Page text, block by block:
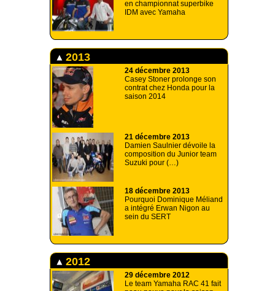
en championnat superbike
IDM avec Yamaha
2013
24 décembre 2013
Casey Stoner prolonge son
contrat chez Honda pour la
saison 2014
21 décembre 2013
Damien Saulnier dévoile la
composition du Junior team
Suzuki pour (…)
18 décembre 2013
Pourquoi Dominique Méliand
a intégré Erwan Nigon au
sein du SERT
2012
29 décembre 2012
Le team Yamaha RAC 41 fait